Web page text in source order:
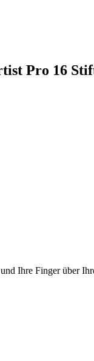
Pro 16
Ihre Finger über